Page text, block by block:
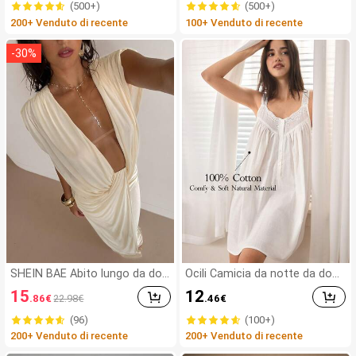
a donna stile bohémien, gonn
a a fiori, abbigliamento da spia
avera
(500+)
200+ Venduto di recente
(500+)
100+ Venduto di recente
-30%
SHEIN BAE Abito lungo da don
na bianco estivo seducente c
on scollo profondo, adatto pe
r la stagione dei matrimoni, fe
ste, uscite con amici e appunt
amenti, abito primaverile
15.86€22.98€
(96)
200+ Venduto di recente
Ocili Camicia da notte da donn
a con ricamo floreale e design
a bottoni cavi, abito da notte
12.46€
(100+)
200+ Venduto di recente